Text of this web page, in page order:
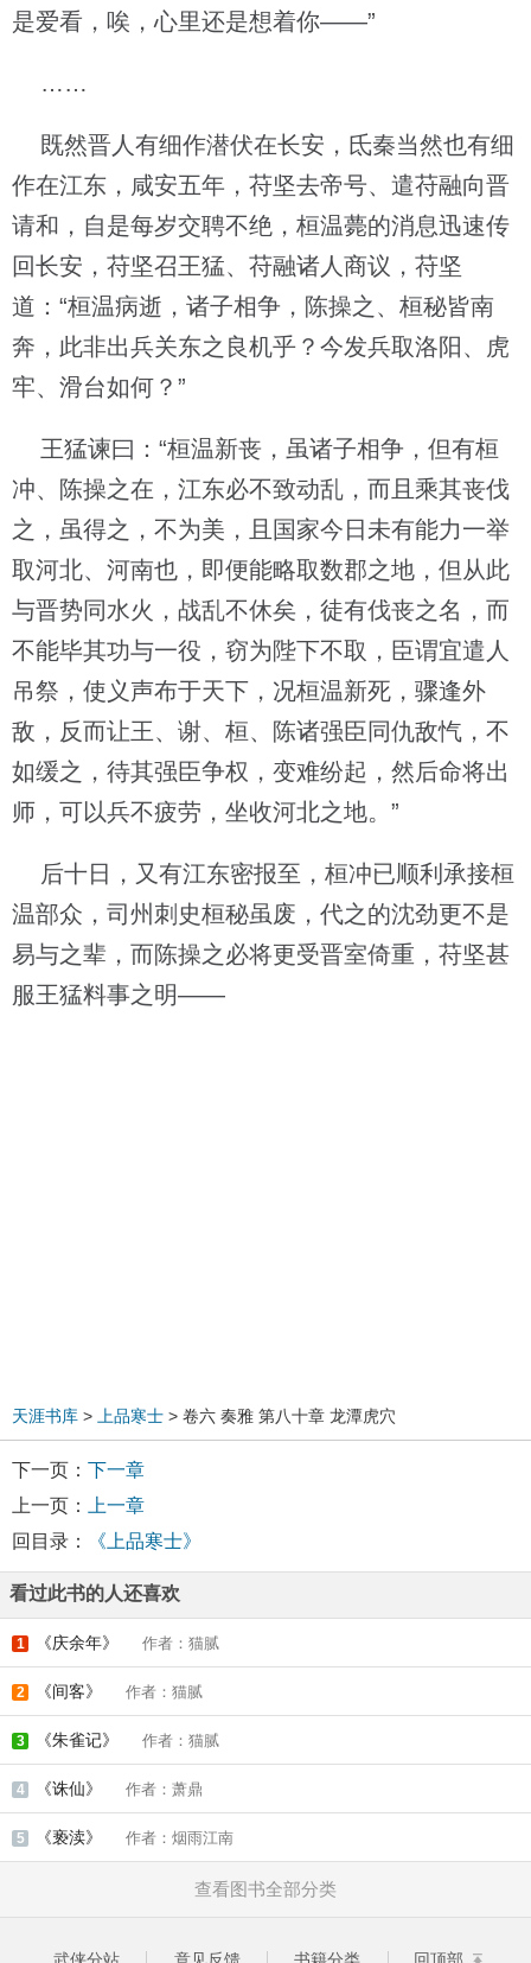
是爱看，唉，心里还是想着你——”
……
既然晋人有细作潜伏在长安，氐秦当然也有细
作在江东，咸安五年，苻坚去帝号、遣苻融向晋
请和，自是每岁交聘不绝，桓温薨的消息迅速传
回长安，苻坚召王猛、苻融诸人商议，苻坚
道：“桓温病逝，诸子相争，陈操之、桓秘皆南
奔，此非出兵关东之良机乎？今发兵取洛阳、虎
牢、滑台如何？”
王猛谏曰：“桓温新丧，虽诸子相争，但有桓
冲、陈操之在，江东必不致动乱，而且乘其丧伐
之，虽得之，不为美，且国家今日未有能力一举
取河北、河南也，即便能略取数郡之地，但从此
与晋势同水火，战乱不休矣，徒有伐丧之名，而
不能毕其功与一役，窃为陛下不取，臣谓宜遣人
吊祭，使义声布于天下，况桓温新死，骤逢外
敌，反而让王、谢、桓、陈诸强臣同仇敌忾，不
如缓之，待其强臣争权，变难纷起，然后命将出
师，可以兵不疲劳，坐收河北之地。”
后十日，又有江东密报至，桓冲已顺利承接桓
温部众，司州刺史桓秘虽废，代之的沈劲更不是
易与之辈，而陈操之必将更受晋室倚重，苻坚甚
服王猛料事之明——
天涯书库 > 上品寒士 > 卷六 奏雅 第八十章 龙潭虎穴
下一页： 下一章
上一页：
上一章
回目录：
《上品寒士》
看过此书的人还喜欢
1 《庆余年》 作者：猫腻
2 《间客》 作者：猫腻
3 《朱雀记》 作者：猫腻
4 《诛仙》 作者：萧鼎
5 《亵渎》 作者：烟雨江南
查看图书全部分类